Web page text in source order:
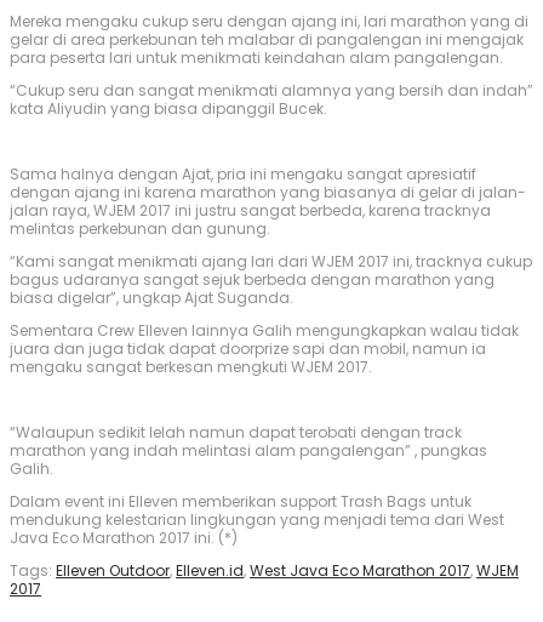
Mereka mengaku cukup seru dengan ajang ini, lari marathon yang di
gelar di area perkebunan teh malabar di pangalengan ini mengajak
para peserta lari untuk menikmati keindahan alam pangalengan.
“Cukup seru dan sangat menikmati alamnya yang bersih dan indah”
kata Aliyudin yang biasa dipanggil Bucek.
Sama halnya dengan Ajat, pria ini mengaku sangat apresiatif
dengan ajang ini karena marathon yang biasanya di gelar di jalan-
jalan raya, WJEM 2017 ini justru sangat berbeda, karena tracknya
melintas perkebunan dan gunung.
“Kami sangat menikmati ajang lari dari WJEM 2017 ini, tracknya cukup
bagus udaranya sangat sejuk berbeda dengan marathon yang
biasa digelar”, ungkap Ajat Suganda.
Sementara Crew Elleven lainnya Galih mengungkapkan walau tidak
juara dan juga tidak dapat doorprize sapi dan mobil, namun ia
mengaku sangat berkesan mengkuti WJEM 2017.
“Walaupun sedikit lelah namun dapat terobati dengan track
marathon yang indah melintasi alam pangalengan” , pungkas
Galih.
Dalam event ini Elleven memberikan support Trash Bags untuk
mendukung kelestarian lingkungan yang menjadi tema dari West
Java Eco Marathon 2017 ini. (*)
Tags: Elleven Outdoor,Elleven.id,West Java Eco Marathon 2017,WJEM
2017